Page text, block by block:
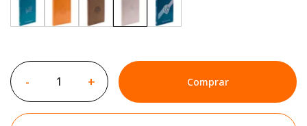
- + Comprar